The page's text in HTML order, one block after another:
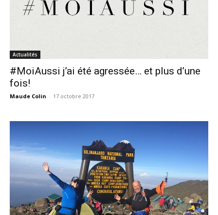
Actualités
#MoiAussi j’ai été agressée… et plus d’une
fois!
Maude Colin - 17 octobre 2017